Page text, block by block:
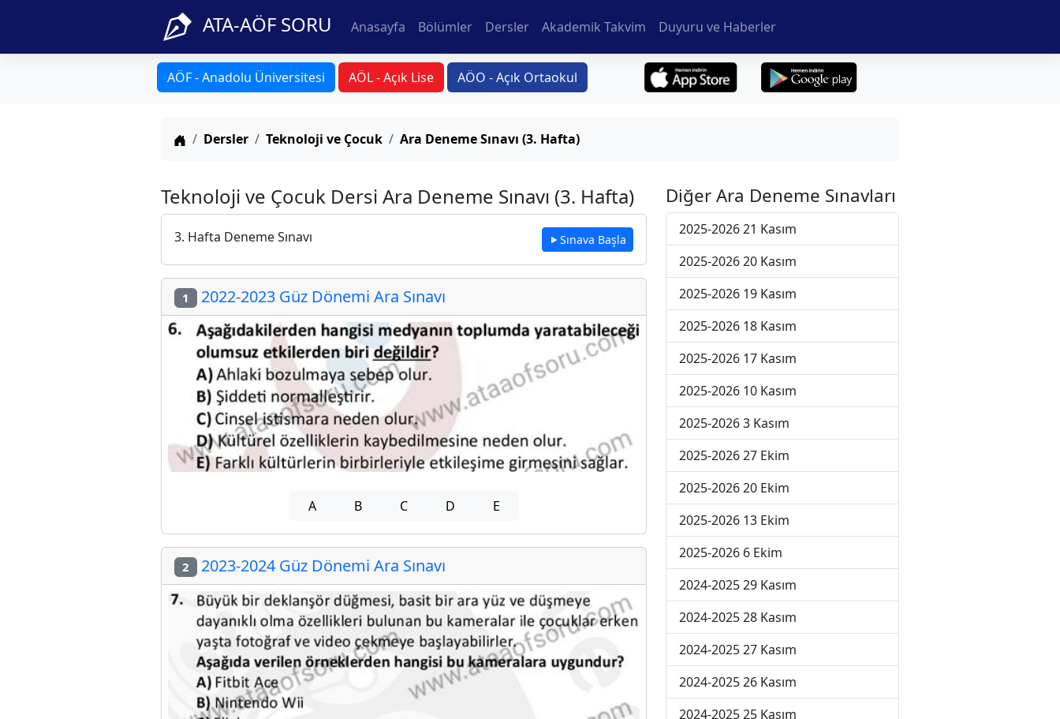
ATA-AÖF SORU Anasayfa Bölümler Dersler Akademik Takvim Duyuru ve Haberler
AÖF - Anadolu Üniversitesi AÖL - Açık Lise AÖO - Açık Ortaokul
Anasayfa
Dersler Teknoloji ve Çocuk Ara Deneme Sınavı (3. Hafta)
Teknoloji ve Çocuk Dersi Ara Deneme Sınavı (3. Hafta)
3. Hafta Deneme Sınavı Sınava Başla
1 2022-2023 Güz Dönemi Ara Sınavı
A B C D E
2 2023-2024 Güz Dönemi Ara Sınavı
Diğer Ara Deneme Sınavları
2025-2026 21 Kasım
2025-2026 20 Kasım
2025-2026 19 Kasım
2025-2026 18 Kasım
2025-2026 17 Kasım
2025-2026 10 Kasım
2025-2026 3 Kasım
2025-2026 27 Ekim
2025-2026 20 Ekim
2025-2026 13 Ekim
2025-2026 6 Ekim
2024-2025 29 Kasım
2024-2025 28 Kasım
2024-2025 27 Kasım
2024-2025 26 Kasım
2024-2025 25 Kasım